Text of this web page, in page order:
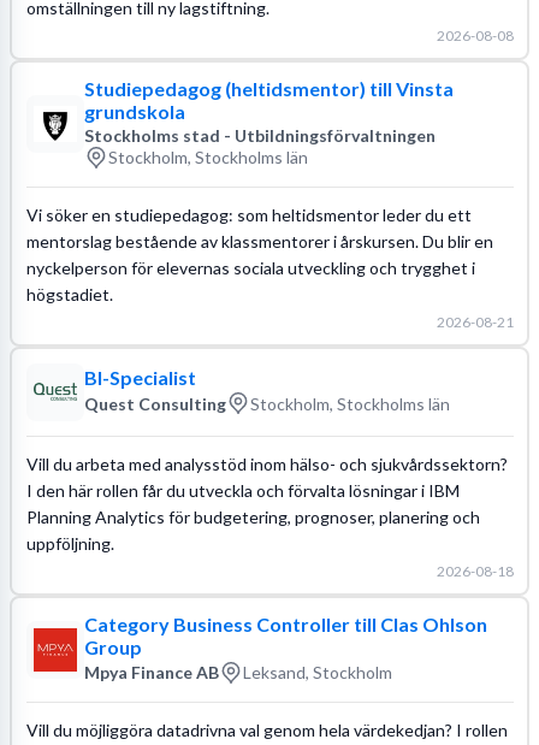
omställningen till ny lagstiftning.
2026-08-08
Studiepedagog (heltidsmentor) till Vinsta
grundskola
Stockholms stad - Utbildningsförvaltningen
Stockholm, Stockholms län
Vi söker en studiepedagog: som heltidsmentor leder du ett
mentorslag bestående av klassmentorer i årskursen. Du blir en
nyckelperson för elevernas sociala utveckling och trygghet i
högstadiet.
2026-08-21
BI-Specialist
Quest Consulting Stockholm, Stockholms län
Vill du arbeta med analysstöd inom hälso- och sjukvårdssektorn?
I den här rollen får du utveckla och förvalta lösningar i IBM
Planning Analytics för budgetering, prognoser, planering och
uppföljning.
2026-08-18
Category Business Controller till Clas Ohlson
Group
Mpya Finance AB Leksand, Stockholm
Vill du möjliggöra datadrivna val genom hela värdekedjan? I rollen